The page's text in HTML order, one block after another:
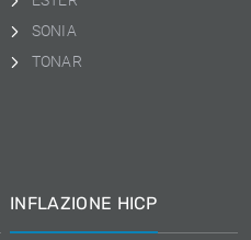
SONIA
TONAR
INFLAZIONE HICP